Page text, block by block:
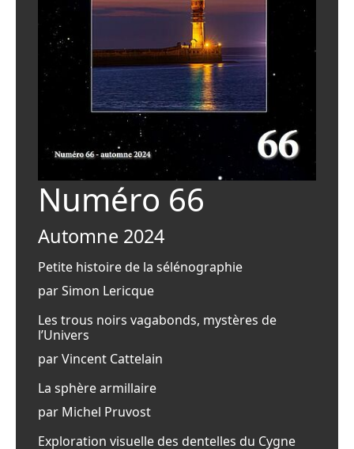
Numéro 66
Automne 2024
Petite histoire de la sélénographie
par Simon Lericque
Les trous noirs vagabonds, mystères de
l’Univers
par Vincent Cattelain
La sphère armillaire
par Michel Pruvost
Exploration visuelle des dentelles du Cygne